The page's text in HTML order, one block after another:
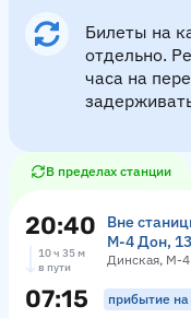
Билеты на
отдельно.
часа на
В пределах станции
20:40
Вне
М-4 Дон,
Динская, М-
10 ч 35 м
в пути
07:15 прибытие